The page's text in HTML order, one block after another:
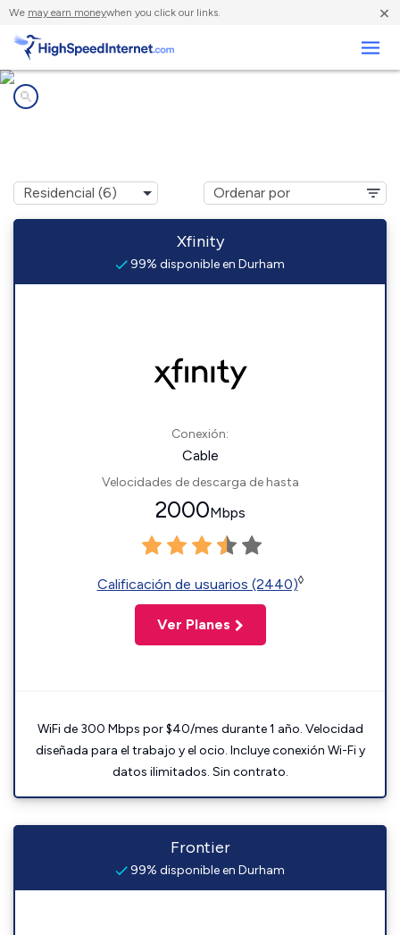
We may earn moneywhen you click our links. ×
Xfinity
99% disponible en Durham
Conexión:
Cable
Velocidades de descarga de hasta
2000Mbps
Calificación de usuarios (2440)◊
Ver Planes
WiFi de 300 Mbps por $40/mes durante 1 año. Velocidad
diseñada para el trabajo y el ocio. Incluye conexión Wi-Fi y
datos ilimitados. Sin contrato.
Frontier
99% disponible en Durham